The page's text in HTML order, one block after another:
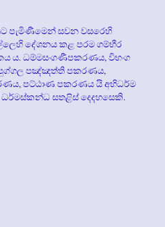
පැමිණීමෙන් සවන වසරෙහි
දේශනය කළ පරම ගම්භීර
ය. ධම්මසංගණීපකරණය, විභංග
පඤ්ඤත්ති පකරණය,
පට්ඨාණ පකරණය යි අභිධර්ම
සතළිස් දෙදහසෙකි.